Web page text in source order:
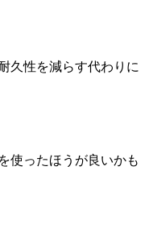
久性を減らす代わりに
使ったほうが良いかも